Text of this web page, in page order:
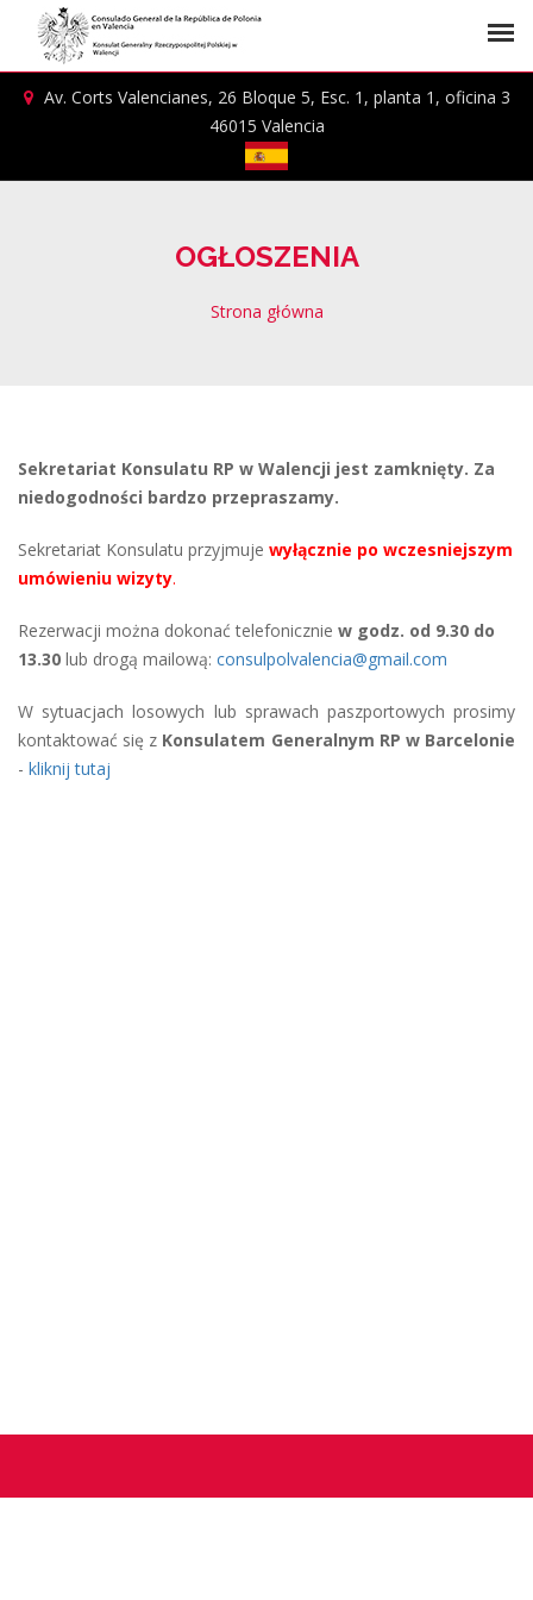
Av. Corts Valencianes, 26 Bloque 5, Esc. 1, planta 1, oficina 3
46015 Valencia
OGŁOSZENIA
Strona główna
Sekretariat Konsulatu RP w Walencji jest zamknięty. Za
niedogodności bardzo przepraszamy.
Sekretariat Konsulatu przyjmuje wyłącznie po wczesniejszym
umówieniu wizyty.
Rezerwacji można dokonać telefonicznie w godz. od 9.30 do
13.30 lub drogą mailową: consulpolvalencia@gmail.com
W sytuacjach losowych lub sprawach paszportowych prosimy
kontaktować się z Konsulatem Generalnym RP w Barcelonie
- kliknij tutaj